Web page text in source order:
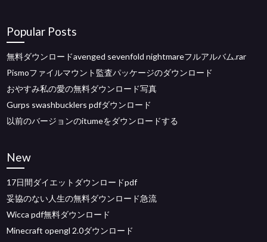
Popular Posts
無料ダウンロードavenged sevenfold nightmareフルアルバム.rar
Pismoファイルマウント監査パッケージのダウンロード
おやすみ私の愛の無料ダウンロード写真
Gurps swashbucklers pdfダウンロード
以前のバージョンのitumeをダウンロードする
New
17日間ダイエットダウンロードpdf
妥協のない人生の無料ダウンロード急流
Wicca pdf無料ダウンロード
Minecraft opengl 2.0ダウンロード